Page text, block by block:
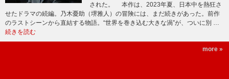
された。 本作は、2023年夏、日本中を熱狂さ
せたドラマの続編。乃木憂助（堺雅人）の冒険には、まだ続きがあった。前作
のラストシーンから直結する物語。“世界を巻き込む大きな渦”が、ついに別 …
続きを読む
more »